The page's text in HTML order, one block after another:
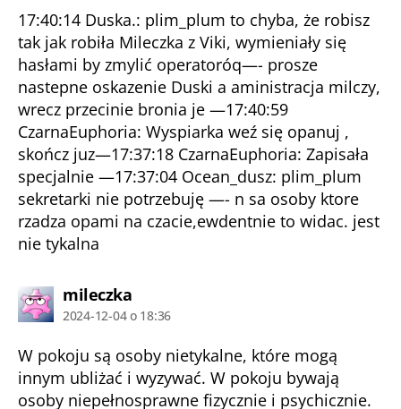
17:40:14 Duska.: plim_plum to chyba, że robisz
tak jak robiła Mileczka z Viki, wymieniały się
hasłami by zmylić operatoróq—- prosze
nastepne oskazenie Duski a aministracja milczy,
wrecz przecinie bronia je —17:40:59
CzarnaEuphoria: Wyspiarka weź się opanuj ,
skończ juz—17:37:18 CzarnaEuphoria: Zapisała
specjalnie —17:37:04 Ocean_dusz: plim_plum
sekretarki nie potrzebuję —- n sa osoby ktore
rzadza opami na czacie,ewdentnie to widac. jest
nie tykalna
mileczkakomentarz:
2024-12-04 o 18:36
W pokoju są osoby nietykalne, które mogą
innym ubliżać i wyzywać. W pokoju bywają
osoby niepełnosprawne fizycznie i psychicznie.